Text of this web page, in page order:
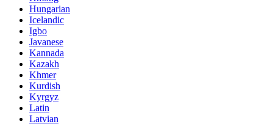
Hungarian
Icelandic
Igbo
Javanese
Kannada
Kazakh
Khmer
Kurdish
Kyrgyz
Latin
Latvian